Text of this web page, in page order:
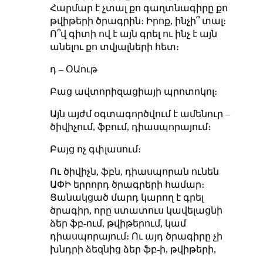
Հարմար է չտալ քո գաղտնագիրը քո
թվիթերի ծրագրին։ Իրոք, ինչի՞ տալ։
Ո՞վ գիտի ով է այն գրել ու ինչ է այն
անելու քո տվյալների հետ։
դ – ՕԱութ
Բաց ավտորիզացիայի պրոտոկոլ։
Այն այժմ օգտագործվում է ամենուր –
ծիվիչում, ֆբում, դիասպորայում։
Բայց ոչ գփլասում։
Ու ծիվիչն, ֆբն, դիասպորան ունեն
ԱՓԻ երրորդ ծրագրերի համար։
Ցանակցած մարդ կարող է գրել
ծրագիր, որը ստատուս կավելացնի
ձեր ֆբ-ում, թվիթերում, կամ
դիասպորայում։ Ու այդ ծրագիրը չի
խնդրի ձեզնից ձեր ֆբ-ի, թվիթերի,